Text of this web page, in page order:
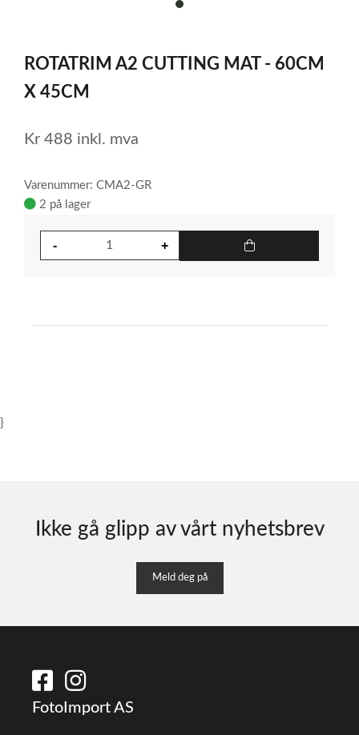
item
of
1
ROTATRIM A2 CUTTING MAT - 60CM
X 45CM
Kr 488 inkl. mva
Varenummer: CMA2-GR
2 på lager
}
Ikke gå glipp av vårt nyhetsbrev
Meld deg på
FotoImport AS